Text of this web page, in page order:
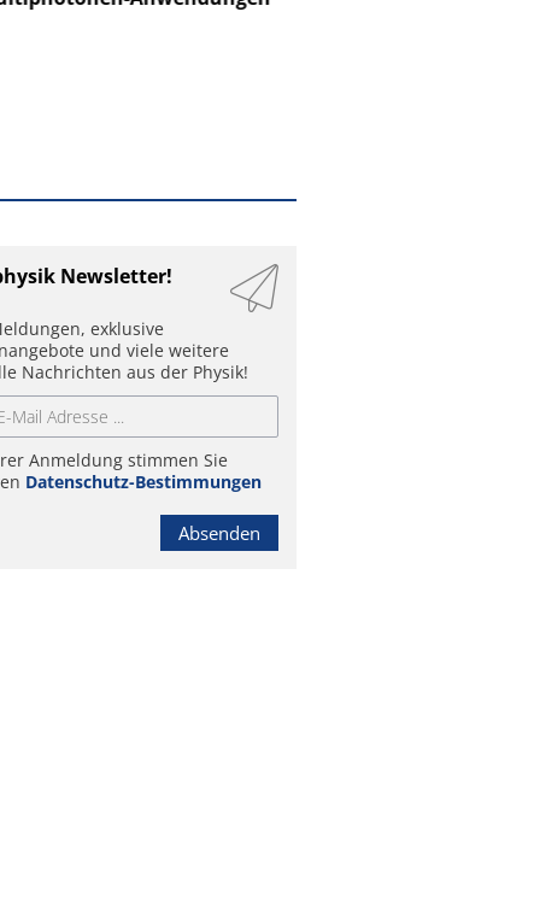
Newsletter!
exklusive
und viele weitere
Nachrichten aus der Physik!
Anmeldung stimmen Sie
Datenschutz-Bestimmungen
Absenden